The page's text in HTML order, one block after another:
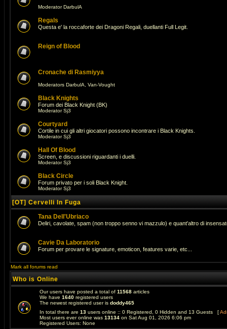
ModeratorDarbulA
Regals
Questa e' la roccaforte dei Dragoni Regali, duellanti Full Legit.
Reign of Blood
Cronache di Rasmiyya
Moderators DarbulA Van-Vought
Black Knights
Forum dei Black Knight (BK)
ModeratorSj3
Courtyard
Cortile in cui gli altri giocatori possono incontrare i Black Knights.
ModeratorSj3
Hall Of Blood
Screen, e discussioni riguardanti i duelli.
ModeratorSj3
Black Circle
Forum privato per i soli Black Knight.
ModeratorSj3
[OT] Cervelli In Fuga
Tana Dell'Ubriaco
Deliri, cavolate, spam (non troppo senno vi mazzulo) e quant'altro di
Cavie Da Laboratorio
Forum per provare le signature, emoticon, features varie, etc...
Mark all forums read
Who is Online
Our users have posted a total of 11568 articles
We have 1640 registered users
The newest registered user is doddy465
In total there are 13 users online :: 0 Registered, 0 Hidden and 13 Guests [
Most users ever online was 13134 on Sat Aug 01, 2026 6:06 pm
Registered Users: None